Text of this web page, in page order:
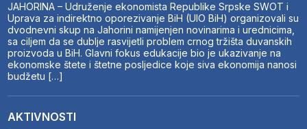
JAHORINA – Udruženje ekonomista Republike Srpske SWOT i
Uprava za indirektno oporezivanje BiH (UIO BiH) organizovali su
dvodnevni skup na Jahorini namijenjen novinarima i urednicima,
sa ciljem da se dublje rasvijetli problem crnog tržišta duvanskih
proizvoda u BiH. Glavni fokus edukacije bio je ukazivanje na
ekonomske štete i štetne posljedice koje siva ekonomija nanosi
budžetu […]
AKTIVNOSTI